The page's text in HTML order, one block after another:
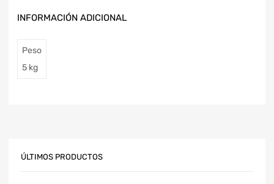
INFORMACIÓN ADICIONAL
Peso
5 kg
ÚLTIMOS PRODUCTOS